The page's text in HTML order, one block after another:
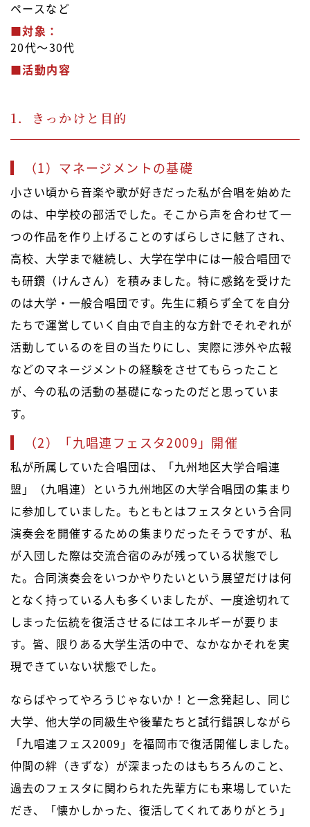
ペースなど
■対象：
20代～30代
■活動内容
1．きっかけと目的
（1）マネージメントの基礎
小さい頃から音楽や歌が好きだった私が合唱を始めた
のは、中学校の部活でした。そこから声を合わせて一
つの作品を作り上げることのすばらしさに魅了され、
高校、大学まで継続し、大学在学中には一般合唱団で
も研鑽（けんさん）を積みました。特に感銘を受けた
のは大学・一般合唱団です。先生に頼らず全てを自分
たちで運営していく自由で自主的な方針でそれぞれが
活動しているのを目の当たりにし、実際に渉外や広報
などのマネージメントの経験をさせてもらったこと
が、今の私の活動の基礎になったのだと思っていま
す。
（2）「九唱連フェスタ2009」開催
私が所属していた合唱団は、「九州地区大学合唱連
盟」（九唱連）という九州地区の大学合唱団の集まり
に参加していました。もともとはフェスタという合同
演奏会を開催するための集まりだったそうですが、私
が入団した際は交流合宿のみが残っている状態でし
た。合同演奏会をいつかやりたいという展望だけは何
となく持っている人も多くいましたが、一度途切れて
しまった伝統を復活させるにはエネルギーが要りま
す。皆、限りある大学生活の中で、なかなかそれを実
現できていない状態でした。
ならばやってやろうじゃないか！と一念発起し、同じ
大学、他大学の同級生や後輩たちと試行錯誤しながら
「九唱連フェス2009」を福岡市で復活開催しました。
仲間の絆（きずな）が深まったのはもちろんのこと、
過去のフェスタに関わられた先輩方にも来場していた
だき、「懐かしかった、復活してくれてありがとう」